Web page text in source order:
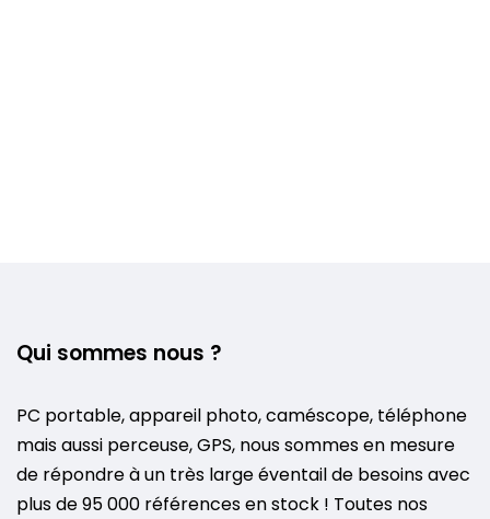
Qui sommes nous ?
PC portable, appareil photo, caméscope, téléphone
mais aussi perceuse, GPS, nous sommes en mesure
de répondre à un très large éventail de besoins avec
plus de 95 000 références en stock ! Toutes nos